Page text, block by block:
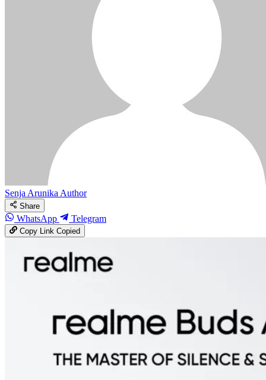
Senja ArunikaAuthor
Share
WhatsApp Telegram
Copy LinkCopied